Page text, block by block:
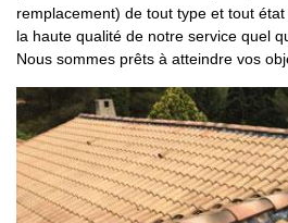
remplacement) de tout type et tout
la haute qualité de notre service quel
Nous sommes prêts à atteindre vos